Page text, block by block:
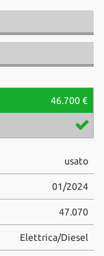
46.700 €
usato
01/2024
47.070
Elettrica/Diesel